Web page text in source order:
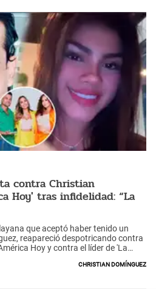
contra Christian
Hoy' tras infidelidad: “La
que aceptó haber tenido un
reapareció despotricando contra
Hoy y contra el líder de 'La
a una mujer por tener una aventura,
le dan un programa y lo ayudan a
Christian Domínguez